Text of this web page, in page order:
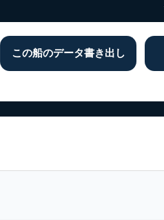
この船のデータ書き出し